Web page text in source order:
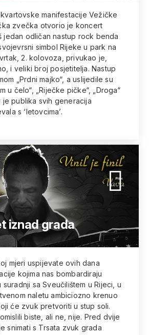
manifestacije Vežičke
zvečka otvorio je koncert
jedan odličan nastup rock benda
simbol Rijeke u park na
2. kolovoza, privukao je,
i veliki broj posjetitelja. Nastup
„Prdni majko“, a uslijedile su
u čelo“, „Riječke pičke“, „Droga“
publika svih generacija
s ‘letovcima’.
iznad grada
mjeri uspijevate ovih dana
kojima nas bombardiraju
suradnji sa Sveučilištem u Rijeci, u
naletu ambiciozno krenuo
će zvuk pretvoriti u stup soli.
biste, ali ne, nije. Pred dvije
snimati s Trsata zvuk grada